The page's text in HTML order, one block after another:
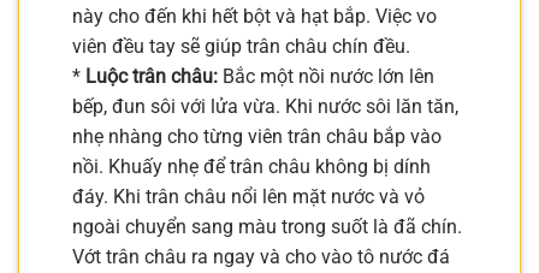
này cho đến khi hết bột và hạt bắp. Việc vo
viên đều tay sẽ giúp trân châu chín đều.
* Luộc trân châu: Bắc một nồi nước lớn lên
bếp, đun sôi với lửa vừa. Khi nước sôi lăn tăn,
nhẹ nhàng cho từng viên trân châu bắp vào
nồi. Khuấy nhẹ để trân châu không bị dính
đáy. Khi trân châu nổi lên mặt nước và vỏ
ngoài chuyển sang màu trong suốt là đã chín.
Vớt trân châu ra ngay và cho vào tô nước đá